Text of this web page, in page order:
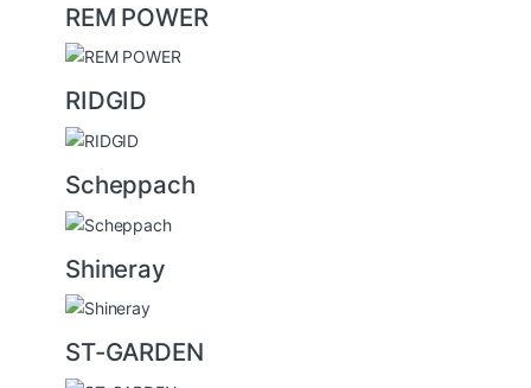
REM POWER
RIDGID
Scheppach
Shineray
ST-GARDEN